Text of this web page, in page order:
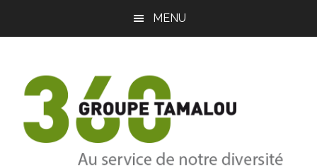
latérale
principale
MENU